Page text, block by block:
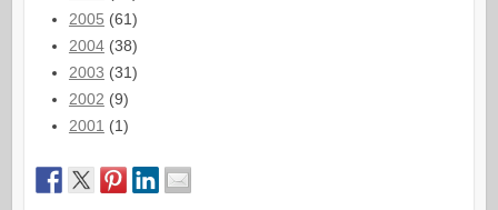
2005 (61)
2004(38)
2003 (31)
2002 (9)
2001 (1)